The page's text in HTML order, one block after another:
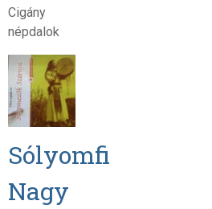
Cigány
népdalok
Sólyomfi
Nagy